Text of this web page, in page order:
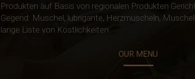
Produkten auf Basis von regionalen Produkten
Gegend: Muschel, lubrigante, Herzmuscheln,
lange Liste von Köstlichkeiten.
OUR MENU